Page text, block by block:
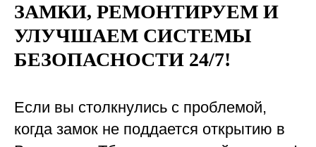
ЗАМКИ, РЕМОНТИРУЕМ И
УЛУЧШАЕМ СИСТЕМЫ
БЕЗОПАСНОСТИ 24/7!
Если вы столкнулись с проблемой,
когда замок не поддается открытию в